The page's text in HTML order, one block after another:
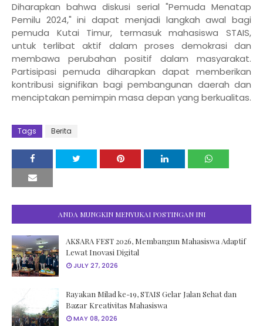
Diharapkan bahwa diskusi serial "Pemuda Menatap
Pemilu 2024," ini dapat menjadi langkah awal bagi
pemuda Kutai Timur, termasuk mahasiswa STAIS,
untuk terlibat aktif dalam proses demokrasi dan
membawa perubahan positif dalam masyarakat.
Partisipasi pemuda diharapkan dapat memberikan
kontribusi signifikan bagi pembangunan daerah dan
menciptakan pemimpin masa depan yang berkualitas.
Tags Berita
ANDA MUNGKIN MENYUKAI POSTINGAN INI
AKSARA FEST 2026, Membangun Mahasiswa Adaptif
Lewat Inovasi Digital
JULY 27, 2026
Rayakan Milad ke-19, STAIS Gelar Jalan Sehat dan
Bazar Kreativitas Mahasiswa
MAY 08, 2026